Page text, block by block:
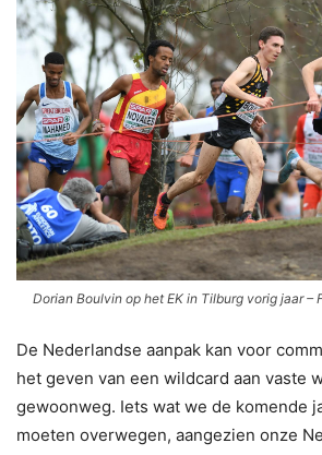
Dorian Boulvin op het EK in Tilburg vorig jaar –
De Nederlandse aanpak kan voor
het geven van een wildcard aan vaste
gewoonweg. Iets wat we de komende
moeten overwegen, aangezien onze